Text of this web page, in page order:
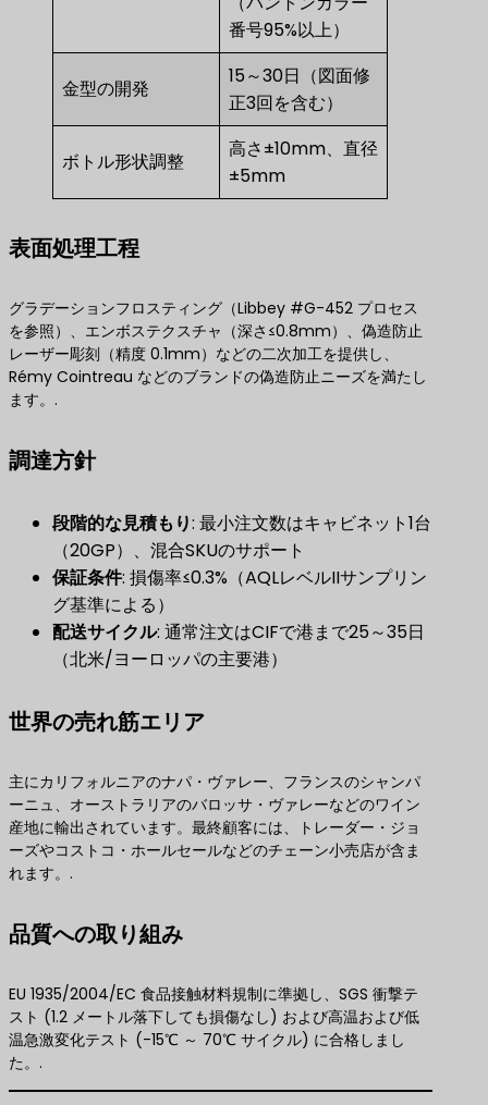
番号95%以上）
金型の開発
15～30日（図面修
正3回を含む）
ボトル形状調整
高さ±10mm、直径
±5mm
表面処理工程
グラデーションフロスティング（Libbey #G-452 プロセス
を参照）、エンボステクスチャ（深さ≤0.8mm）、偽造防止
レーザー彫刻（精度 0.1mm）などの二次加工を提供し、
Rémy Cointreau などのブランドの偽造防止ニーズを満たし
ます。.
調達方針
段階的な見積もり​: 最小注文数はキャビネット1台
（20GP）、混合SKUのサポート
保証条件​: 損傷率≤0.3%（AQLレベルIIサンプリン
グ基準による）
配送サイクル​: 通常注文はCIFで港まで25～35日
（北米/ヨーロッパの主要港）
世界の売れ筋エリア
主にカリフォルニアのナパ・ヴァレー、フランスのシャンパ
ーニュ、オーストラリアのバロッサ・ヴァレーなどのワイン
産地に輸出されています。最終顧客には、トレーダー・ジョ
ーズやコストコ・ホールセールなどのチェーン小売店が含ま
れます。.
品質への取り組み
EU 1935/2004/EC 食品接触材料規制に準拠し、SGS 衝撃テ
スト (1.2 メートル落下しても損傷なし) および高温および低
温急激変化テスト (-15℃ ～ 70℃ サイクル) に合格しまし
た。.